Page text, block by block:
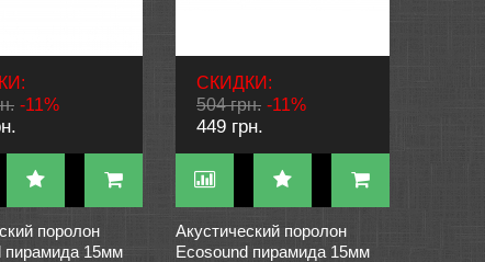
-11%
поролон
пирамида 15мм
СКИДКИ:
504 грн. -11%
449 грн.
Акустический поролон
Ecosound пирамида 15мм